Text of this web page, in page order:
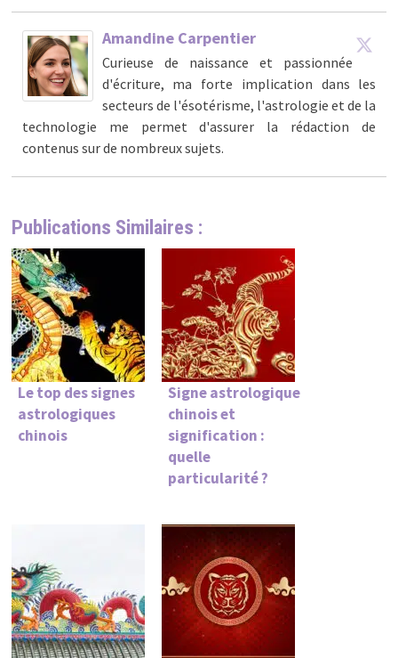
Amandine Carpentier
Curieuse de naissance et passionnée
d'écriture, ma forte implication dans les
secteurs de l'ésotérisme, l'astrologie et de la
technologie me permet d'assurer la rédaction de
contenus sur de nombreux sujets.
Publications Similaires :
Le top des signes
astrologiques
chinois
Signe astrologique
chinois et
signification :
quelle
particularité ?